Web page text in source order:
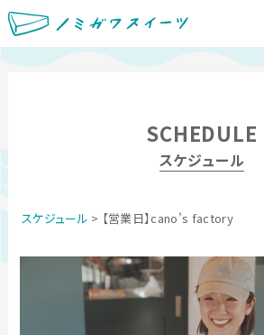
SCHEDULE
スケジュール
スケジュール > 【営業日】cano’s factory